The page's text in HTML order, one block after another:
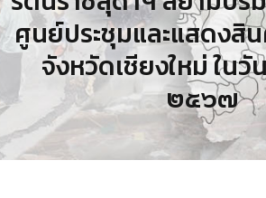
ศูนย์ประชุมและแสดงสิ
จังหวัดเชียงใหม่ ในวั
๒๕๖๗